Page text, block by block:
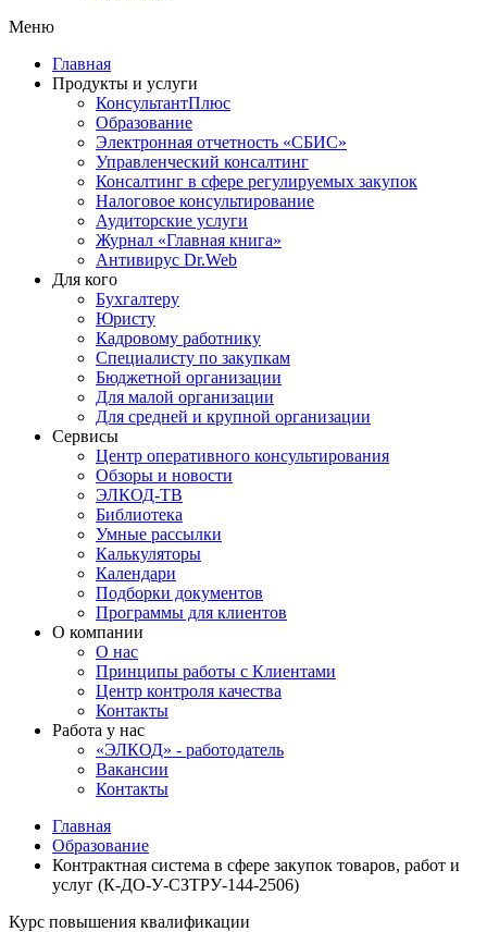
Меню
Главная
Продукты и услуги
КонсультантПлюс
Образование
Электронная отчетность «СБИС»
Управленческий консалтинг
Консалтинг в сфере регулируемых закупок
Налоговое консультирование
Аудиторские услуги
Журнал «Главная книга»
Антивирус Dr.Web
Для кого
Бухгалтеру
Юристу
Кадровому работнику
Специалисту по закупкам
Бюджетной организации
Для малой организации
Для средней и крупной организации
Сервисы
Центр оперативного консультирования
Обзоры и новости
ЭЛКОД-ТВ
Библиотека
Умные рассылки
Калькуляторы
Календари
Подборки документов
Программы для клиентов
О компании
О нас
Принципы работы с Клиентами
Центр контроля качества
Контакты
Работа у нас
«ЭЛКОД» - работодатель
Вакансии
Контакты
Главная
Образование
Контрактная система в сфере закупок товаров, работ и
услуг (К-ДО-У-СЗТРУ-144-2506)
Курс повышения квалификации